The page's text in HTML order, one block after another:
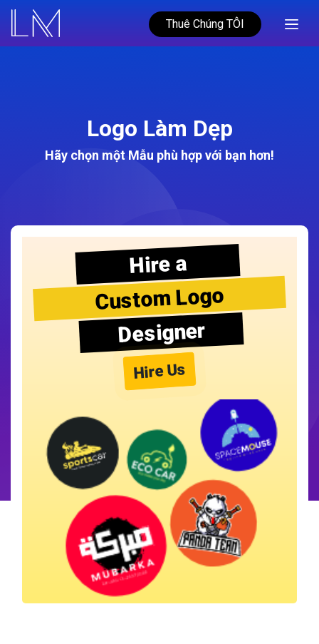
Thuê Chúng TÔI
Logo Làm Dẹp
Hãy chọn một Mẫu phù hợp với bạn hơn!
Hire a
Custom Logo
Designer
Hire Us